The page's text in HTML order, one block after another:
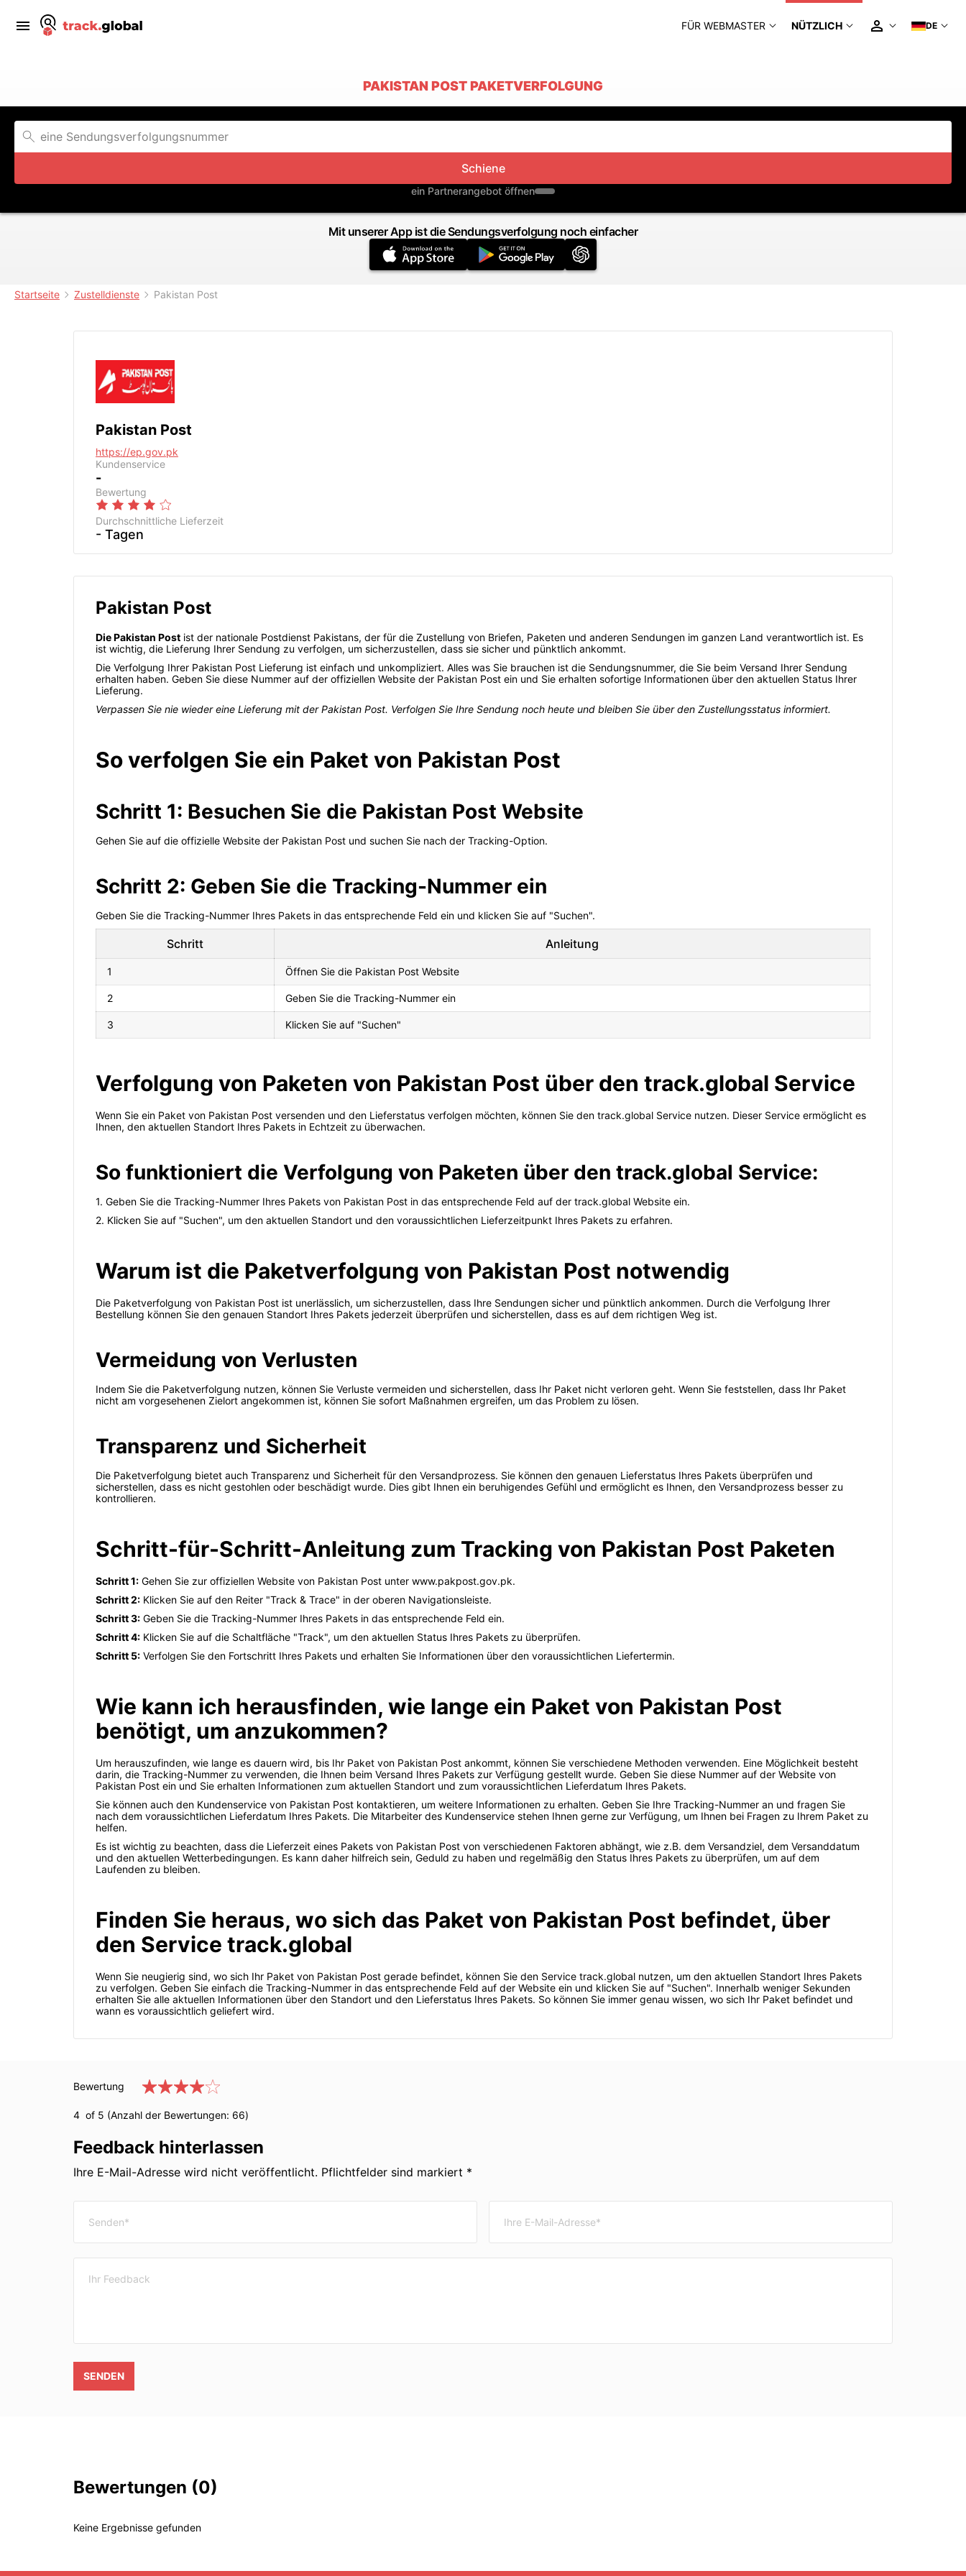
FÜR WEBMASTER NÜTZLICH DE
PAKISTAN POST PAKETVERFOLGUNG
Schiene
ein Partnerangebot öffnen
Mit unserer App ist die Sendungsverfolgung noch einfacher
Startseite Zustelldienste Pakistan Post
Pakistan Post
https://ep.gov.pk
Kundenservice
-
Bewertung
Durchschnittliche Lieferzeit
- Tagen
Pakistan Post
Die Pakistan Post ist der nationale Postdienst Pakistans, der für die Zustellung von Briefen, Paketen und anderen Sendungen im ganzen Land verantwortlich ist. Es
ist wichtig, die Lieferung Ihrer Sendung zu verfolgen, um sicherzustellen, dass sie sicher und pünktlich ankommt.
Die Verfolgung Ihrer Pakistan Post Lieferung ist einfach und unkompliziert. Alles was Sie brauchen ist die Sendungsnummer, die Sie beim Versand Ihrer Sendung
erhalten haben. Geben Sie diese Nummer auf der offiziellen Website der Pakistan Post ein und Sie erhalten sofortige Informationen über den aktuellen Status Ihrer
Lieferung.
Verpassen Sie nie wieder eine Lieferung mit der Pakistan Post. Verfolgen Sie Ihre Sendung noch heute und bleiben Sie über den Zustellungsstatus informiert.
So verfolgen Sie ein Paket von Pakistan Post
Schritt 1: Besuchen Sie die Pakistan Post Website
Gehen Sie auf die offizielle Website der Pakistan Post und suchen Sie nach der Tracking-Option.
Schritt 2: Geben Sie die Tracking-Nummer ein
Geben Sie die Tracking-Nummer Ihres Pakets in das entsprechende Feld ein und klicken Sie auf "Suchen".
Schritt Anleitung
1 Öffnen Sie die Pakistan Post Website
2 Geben Sie die Tracking-Nummer ein
3 Klicken Sie auf "Suchen"
Verfolgung von Paketen von Pakistan Post über den track.global Service
Wenn Sie ein Paket von Pakistan Post versenden und den Lieferstatus verfolgen möchten, können Sie den track.global Service nutzen. Dieser Service ermöglicht es
Ihnen, den aktuellen Standort Ihres Pakets in Echtzeit zu überwachen.
So funktioniert die Verfolgung von Paketen über den track.global Service:
1. Geben Sie die Tracking-Nummer Ihres Pakets von Pakistan Post in das entsprechende Feld auf der track.global Website ein.
2. Klicken Sie auf "Suchen", um den aktuellen Standort und den voraussichtlichen Lieferzeitpunkt Ihres Pakets zu erfahren.
Warum ist die Paketverfolgung von Pakistan Post notwendig
Die Paketverfolgung von Pakistan Post ist unerlässlich, um sicherzustellen, dass Ihre Sendungen sicher und pünktlich ankommen. Durch die Verfolgung Ihrer
Bestellung können Sie den genauen Standort Ihres Pakets jederzeit überprüfen und sicherstellen, dass es auf dem richtigen Weg ist.
Vermeidung von Verlusten
Indem Sie die Paketverfolgung nutzen, können Sie Verluste vermeiden und sicherstellen, dass Ihr Paket nicht verloren geht. Wenn Sie feststellen, dass Ihr Paket
nicht am vorgesehenen Zielort angekommen ist, können Sie sofort Maßnahmen ergreifen, um das Problem zu lösen.
Transparenz und Sicherheit
Die Paketverfolgung bietet auch Transparenz und Sicherheit für den Versandprozess. Sie können den genauen Lieferstatus Ihres Pakets überprüfen und
sicherstellen, dass es nicht gestohlen oder beschädigt wurde. Dies gibt Ihnen ein beruhigendes Gefühl und ermöglicht es Ihnen, den Versandprozess besser zu
kontrollieren.
Schritt-für-Schritt-Anleitung zum Tracking von Pakistan Post Paketen
Schritt 1: Gehen Sie zur offiziellen Website von Pakistan Post unter www.pakpost.gov.pk.
Schritt 2: Klicken Sie auf den Reiter "Track & Trace" in der oberen Navigationsleiste.
Schritt 3: Geben Sie die Tracking-Nummer Ihres Pakets in das entsprechende Feld ein.
Schritt 4: Klicken Sie auf die Schaltfläche "Track", um den aktuellen Status Ihres Pakets zu überprüfen.
Schritt 5: Verfolgen Sie den Fortschritt Ihres Pakets und erhalten Sie Informationen über den voraussichtlichen Liefertermin.
Wie kann ich herausfinden, wie lange ein Paket von Pakistan Post
benötigt, um anzukommen?
Um herauszufinden, wie lange es dauern wird, bis Ihr Paket von Pakistan Post ankommt, können Sie verschiedene Methoden verwenden. Eine Möglichkeit besteht
darin, die Tracking-Nummer zu verwenden, die Ihnen beim Versand Ihres Pakets zur Verfügung gestellt wurde. Geben Sie diese Nummer auf der Website von
Pakistan Post ein und Sie erhalten Informationen zum aktuellen Standort und zum voraussichtlichen Lieferdatum Ihres Pakets.
Sie können auch den Kundenservice von Pakistan Post kontaktieren, um weitere Informationen zu erhalten. Geben Sie Ihre Tracking-Nummer an und fragen Sie
nach dem voraussichtlichen Lieferdatum Ihres Pakets. Die Mitarbeiter des Kundenservice stehen Ihnen gerne zur Verfügung, um Ihnen bei Fragen zu Ihrem Paket zu
helfen.
Es ist wichtig zu beachten, dass die Lieferzeit eines Pakets von Pakistan Post von verschiedenen Faktoren abhängt, wie z.B. dem Versandziel, dem Versanddatum
und den aktuellen Wetterbedingungen. Es kann daher hilfreich sein, Geduld zu haben und regelmäßig den Status Ihres Pakets zu überprüfen, um auf dem
Laufenden zu bleiben.
Finden Sie heraus, wo sich das Paket von Pakistan Post befindet, über
den Service track.global
Wenn Sie neugierig sind, wo sich Ihr Paket von Pakistan Post gerade befindet, können Sie den Service track.global nutzen, um den aktuellen Standort Ihres Pakets
zu verfolgen. Geben Sie einfach die Tracking-Nummer in das entsprechende Feld auf der Website ein und klicken Sie auf "Suchen". Innerhalb weniger Sekunden
erhalten Sie alle aktuellen Informationen über den Standort und den Lieferstatus Ihres Pakets. So können Sie immer genau wissen, wo sich Ihr Paket befindet und
wann es voraussichtlich geliefert wird.
Bewertung
4 of 5 (Anzahl der Bewertungen: 66)
Feedback hinterlassen
Ihre E-Mail-Adresse wird nicht veröffentlicht. Pflichtfelder sind markiert *
SENDEN
Bewertungen (0)
Keine Ergebnisse gefunden